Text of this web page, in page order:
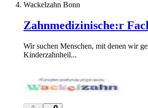
Wackelzahn Bonn
Zahnmedizinische:r
Wir suchen Menschen, mit denen wir
Kinderzahnheil...